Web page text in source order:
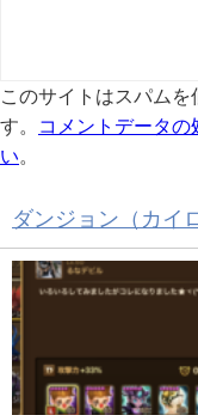
このサイトはスパムを
す。
コメントデータの
い。
ダンジョン（カイ